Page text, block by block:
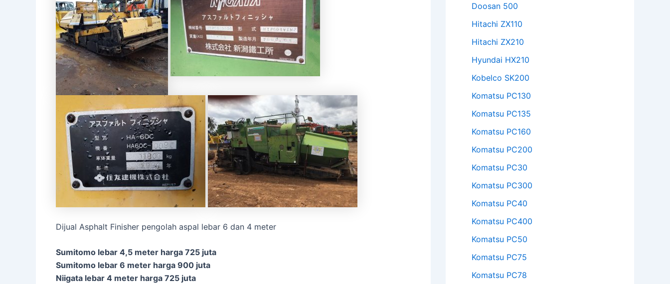
Dijual Asphalt Finisher pengolah aspal lebar 6 dan 4 meter
Sumitomo lebar 4,5 meter harga 725 juta
Sumitomo lebar 6 meter harga 900 juta
Niigata lebar 4 meter harga 725 juta
Doosan 500
Hitachi ZX110
Hitachi ZX210
Hyundai HX210
Kobelco SK200
Komatsu PC130
Komatsu PC135
Komatsu PC160
Komatsu PC200
Komatsu PC30
Komatsu PC300
Komatsu PC40
Komatsu PC400
Komatsu PC50
Komatsu PC75
Komatsu PC78